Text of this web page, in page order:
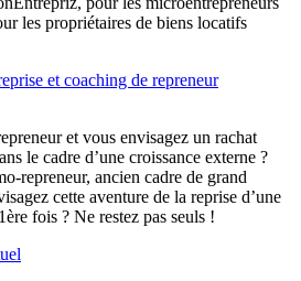
les propriétaires de biens locatifs
et coaching de repreneur
et vous envisagez un rachat
le cadre d’une croissance externe ?
repreneur, ancien cadre de grand
cette aventure de la reprise d’une
fois ? Ne restez pas seuls !